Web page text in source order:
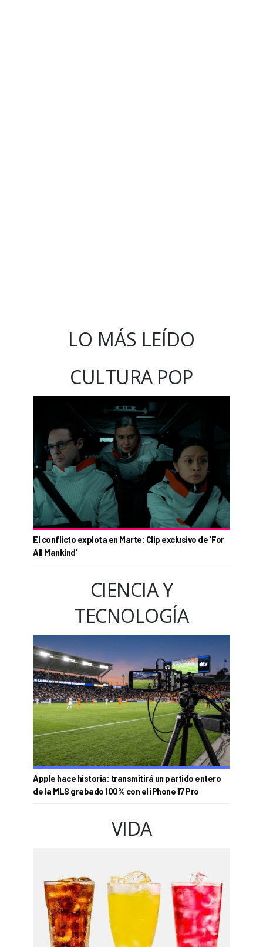
LO MÁS LEÍDO
CULTURA POP
El conflicto explota en Marte: Clip exclusivo de 'For
All Mankind'
CIENCIA Y
TECNOLOGÍA
Apple hace historia: transmitirá un partido entero
de la MLS grabado 100% con el iPhone 17 Pro
VIDA